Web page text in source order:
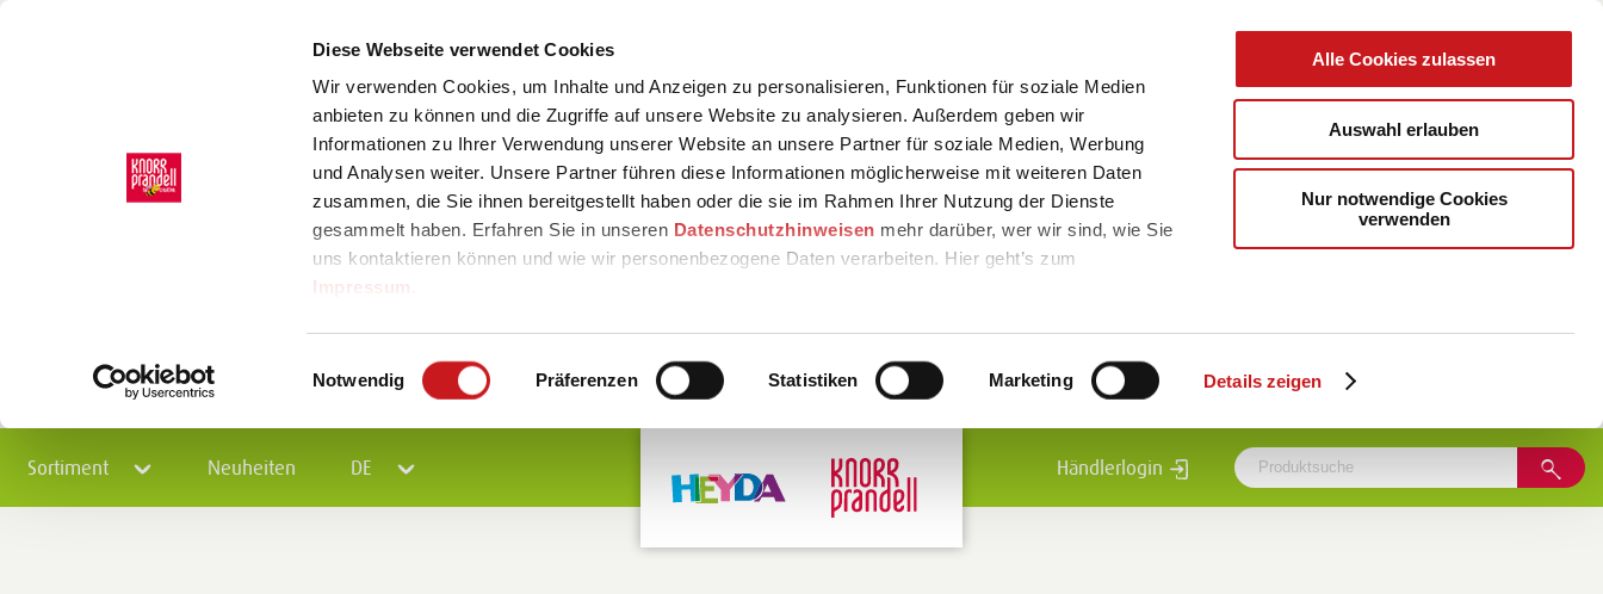
Diese Webseite verwendet Cookies
Wir verwenden Cookies, um Inhalte und Anzeigen zu personalisieren, Funktionen für soziale Medien
anbieten zu können und die Zugriffe auf unsere Website zu analysieren. Außerdem geben wir
Informationen zu Ihrer Verwendung unserer Website an unsere Partner für soziale Medien, Werbung
und Analysen weiter. Unsere Partner führen diese Informationen möglicherweise mit weiteren Daten
zusammen, die Sie ihnen bereitgestellt haben oder die sie im Rahmen Ihrer Nutzung der Dienste
gesammelt haben. Erfahren Sie in unseren Datenschutzhinweisen mehr darüber, wer wir sind, wie Sie
uns kontaktieren können und wie wir personenbezogene Daten verarbeiten. Hier geht’s zum
Impressum
Einwilligungsauswahl
Notwendig Präferenzen Statistiken Marketing Details zeigen
Alle Cookies zulassen
Auswahl erlauben
Nur notwendige Cookies
verwenden
Sortiment Neuheiten DE Händlerlogin